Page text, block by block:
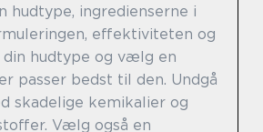
hudtype, ingredienserne i
effektiviteten og
din hudtype og vælg en
passer bedst til den. Undgå
skadelige kemikalier og
Vælg også en